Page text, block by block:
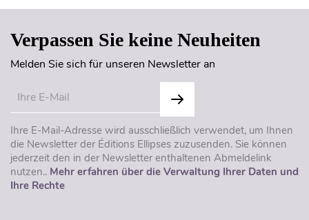
Verpassen Sie keine Neuheiten
Melden Sie sich für unseren Newsletter an
Ihre E-Mail-Adresse wird ausschließlich verwendet, um Ihnen
die Newsletter der Éditions Ellipses zuzusenden. Sie können
jederzeit den in der Newsletter enthaltenen Abmeldelink
nutzen.. Mehr erfahren über die Verwaltung Ihrer Daten und
Ihre Rechte